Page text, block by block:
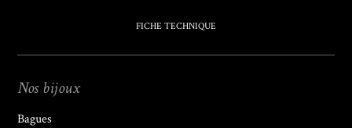
FICHE TECHNIQUE
Nos bijoux
Bagues